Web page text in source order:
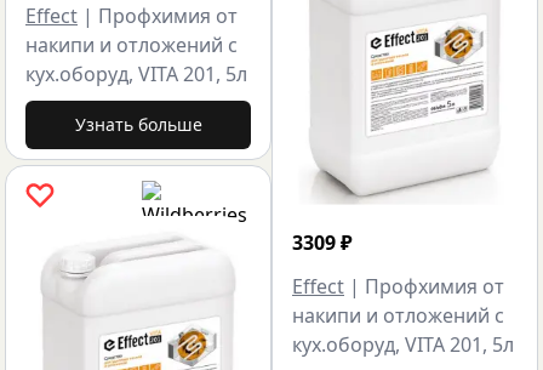
Effect | Профхимия от
накипи и отложений с
кух.оборуд, VITA 201, 5л
Узнать больше
3309₽
Effect | Профхимия от
накипи и отложений с
кух.оборуд, VITA 201, 5л